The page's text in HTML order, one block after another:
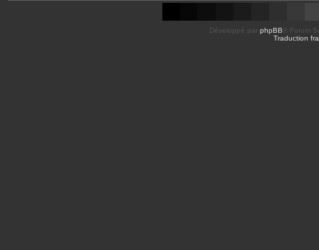
Développé par phpBB ® Forum
Traduction